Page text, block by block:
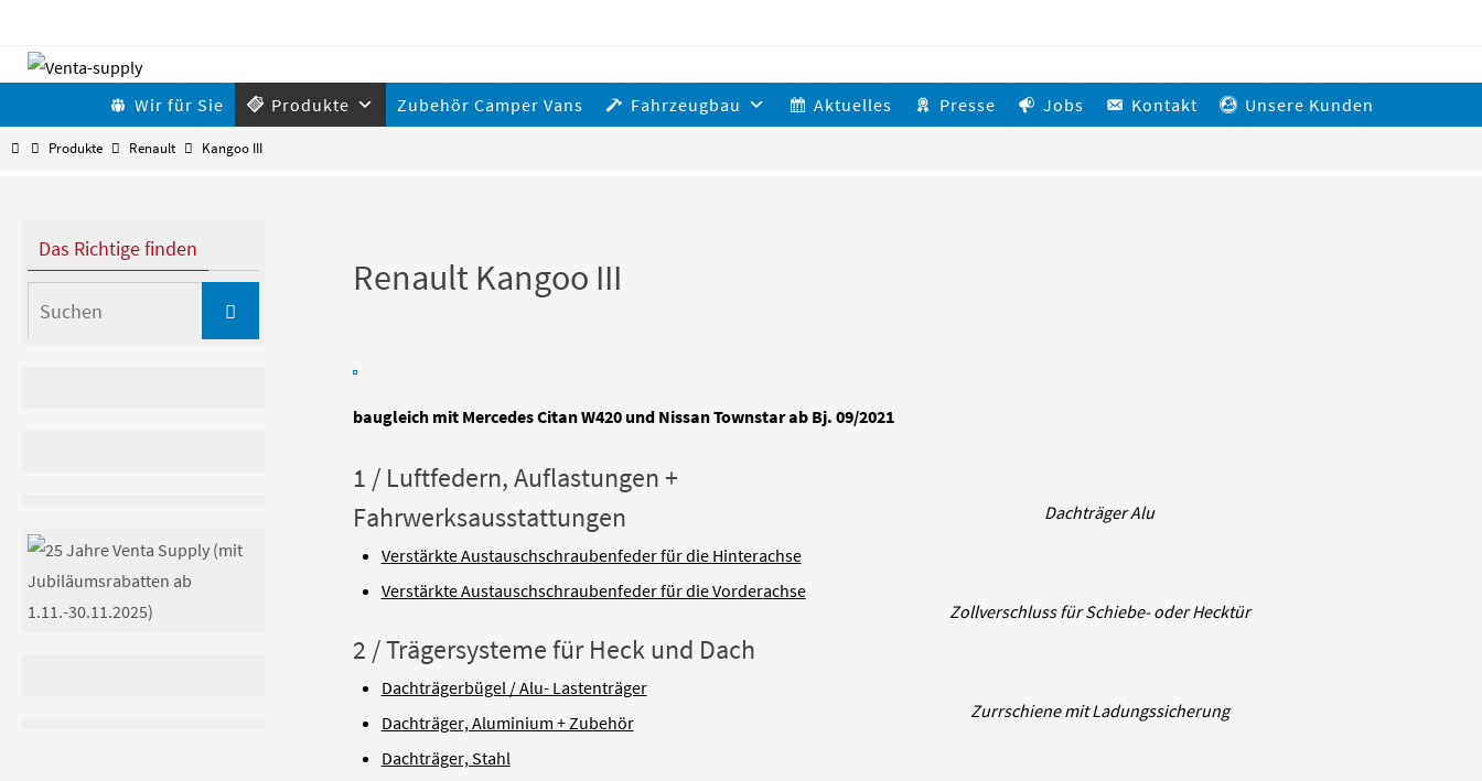
Zum
springen
Inhalt
springen
Wir für Sie Produkte Zubehör Camper Vans Fahrzeugbau Aktuelles Presse Jobs Kontakt Unsere Kunden
StartProdukte Renault Kangoo III
Renault Kangoo III
baugleich mit Mercedes Citan W420 und Nissan Townstar ab Bj. 09/2021
1 / Luftfedern, Auflastungen +
Fahrwerksausstattungen
Verstärkte Austauschschraubenfeder für die Hinterachse
Verstärkte Austauschschraubenfeder für die Vorderachse
2 / Trägersysteme für Heck und Dach
Dachträgerbügel / Alu- Lastenträger
Dachträger, Aluminium + Zubehör
Dachträger, Stahl
Dachträger Alu
Zollverschluss für Schiebe- oder Hecktür
Zurrschiene mit Ladungssicherung
Das Richtige finden
Suchen